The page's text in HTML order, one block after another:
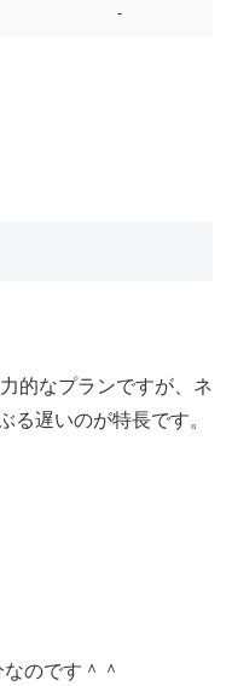
-
的なプランですが、ネ
る遅いのが特長です。
のです＾＾